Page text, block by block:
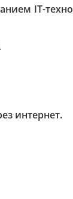
IT-
интернет.